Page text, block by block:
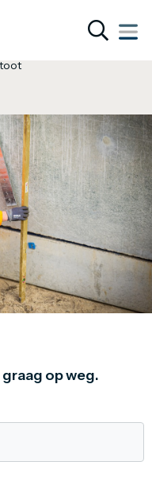
op weg.